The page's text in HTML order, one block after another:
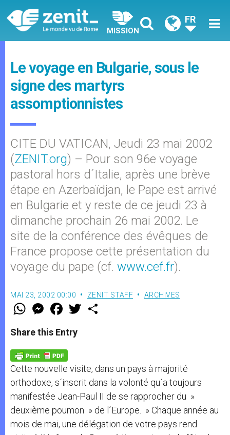
MISSION
FR
Le voyage en Bulgarie, sous le
signe des martyrs
assomptionnistes
CITE DU VATICAN, Jeudi 23 mai 2002
(ZENIT.org) – Pour son 96e voyage
pastoral hors d´Italie, après une brève
étape en Azerbaïdjan, le Pape est arrivé
en Bulgarie et y reste de ce jeudi 23 à
dimanche prochain 26 mai 2002. Le
site de la conférence des évêques de
France propose cette présentation du
voyage du pape (cf. www.cef.fr).
MAI 23, 2002 00:00 ZENIT STAFF ARCHIVES
W
t
s
p
p
M
e
s
e
g
e
r
F
a
e
b
o
k
w
Share this Entry
Cette nouvelle visite, dans un pays à majorité
orthodoxe, s´inscrit dans la volonté qu´a toujours
manifestée Jean-Paul II de se rapprocher du »
deuxième poumon » de l´Europe. » Chaque année au
mois de mai, une délégation de votre pays rend